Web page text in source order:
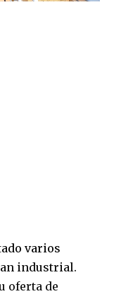
varios
industrial.
oferta de